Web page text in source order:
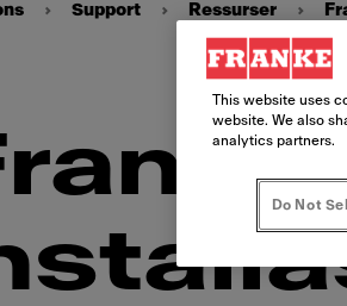
Support Ressurser
This website uses
website. We also
analytics partners.
Do Not